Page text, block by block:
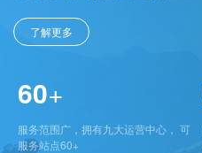
了解更多
60+
服务范围广，拥有九大运营中心， 可
服务站点60+